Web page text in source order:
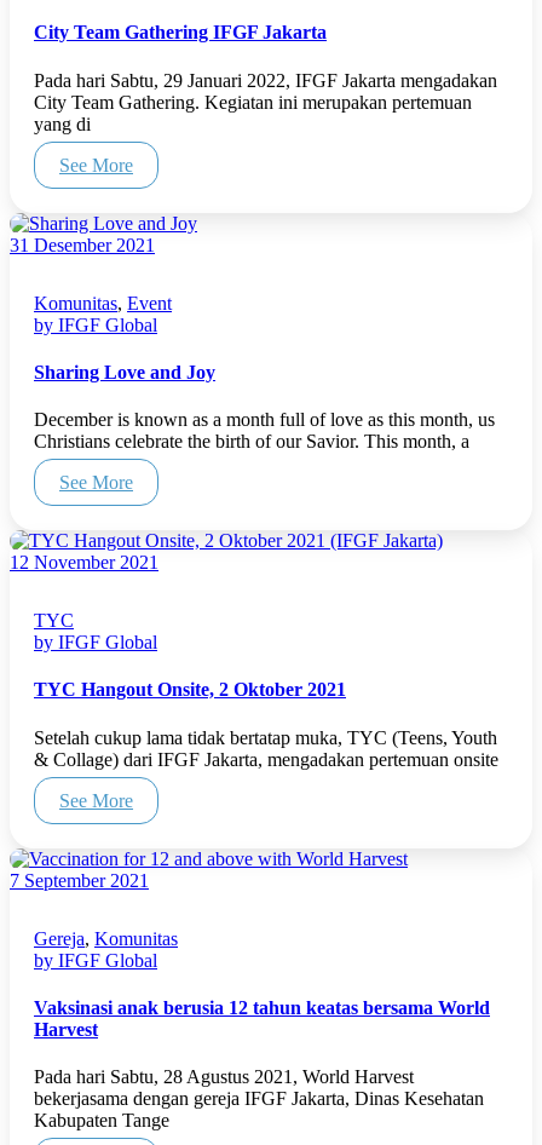
City Team Gathering IFGF Jakarta
Pada hari Sabtu, 29 Januari 2022, IFGF Jakarta mengadakan
City Team Gathering. Kegiatan ini merupakan pertemuan
yang di
See More
31 Desember 2021
Komunitas, Event
by IFGF Global
Sharing Love and Joy
December is known as a month full of love as this month, us
Christians celebrate the birth of our Savior. This month, a
See More
12 November 2021
TYC
by IFGF Global
TYC Hangout Onsite, 2 Oktober 2021
Setelah cukup lama tidak bertatap muka, TYC (Teens, Youth
& Collage) dari IFGF Jakarta, mengadakan pertemuan onsite
See More
7 September 2021
Gereja, Komunitas
by IFGF Global
Vaksinasi anak berusia 12 tahun keatas bersama World
Harvest
Pada hari Sabtu, 28 Agustus 2021, World Harvest
bekerjasama dengan gereja IFGF Jakarta, Dinas Kesehatan
Kabupaten Tange